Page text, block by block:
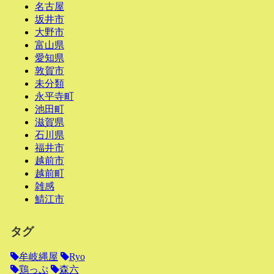
名古屋
坂井市
大野市
富山県
愛知県
敦賀市
未分類
永平寺町
池田町
滋賀県
石川県
福井市
越前市
越前町
雑感
鯖江市
タグ
牟岐縄屋
Ryo
鶏っぷ
森六